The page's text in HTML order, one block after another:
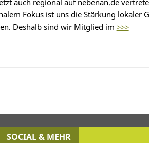
auch regional auf nebenan.de
Fokus ist uns die Stärkung lokaler
Deshalb sind wir Mitglied im >>>
SOCIAL & MEHR